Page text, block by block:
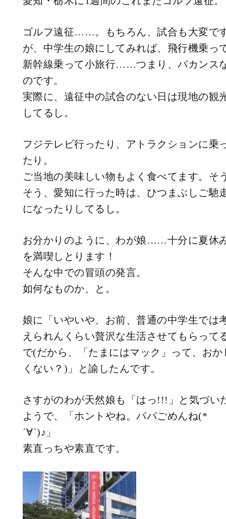
ゴルフ遠征……。もちろん、試合も大変で
が、中学生の娘にしてみれば、飛行機乗っ
新幹線乗って小旅行……つまり、バカンス
のです。
実際に、遠征中の試合のない日は現地の観
してるし。
フジテレビ行ったり、アトラクションに乗
たり。
ご当地の美味しい物もよく食べてます。そ
そう、愛知に行った時は、ひつまぶしご馳
になったりしてるし。
お分かりのように、わが娘……十分に夏休
を満喫しとります！
そんな中での冒頭の発言。
如何なものか、と。
娘に「いやいや、お前、普通の中学生では
えられんくらい贅沢な生活させてもらって
で(だから、「たまにはマック」って、おか
くない？)」と諭したんです。
さすがのわが天然娘も「はっ!!!」と気づい
ようで、「ホントやね。パパごめんね(*
´∀`)♪」
素直っちや素直です。